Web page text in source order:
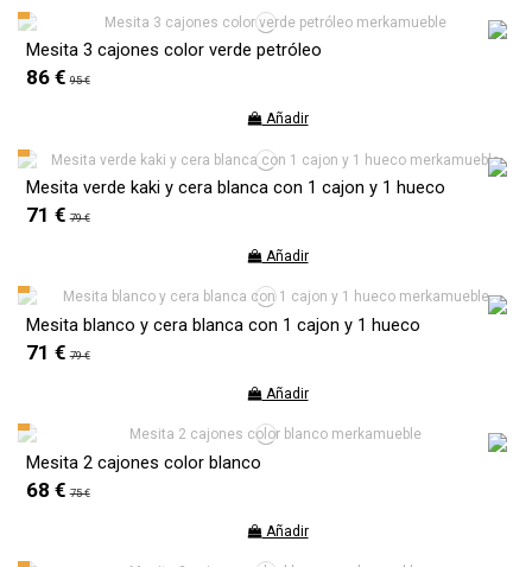
Mesita 3 cajones color verde petróleo
86 € 95 €
Añadir
Mesita verde kaki y cera blanca con 1 cajon y 1 hueco
71 € 79 €
Añadir
Mesita blanco y cera blanca con 1 cajon y 1 hueco
71 € 79 €
Añadir
Mesita 2 cajones color blanco
68 € 75 €
Añadir